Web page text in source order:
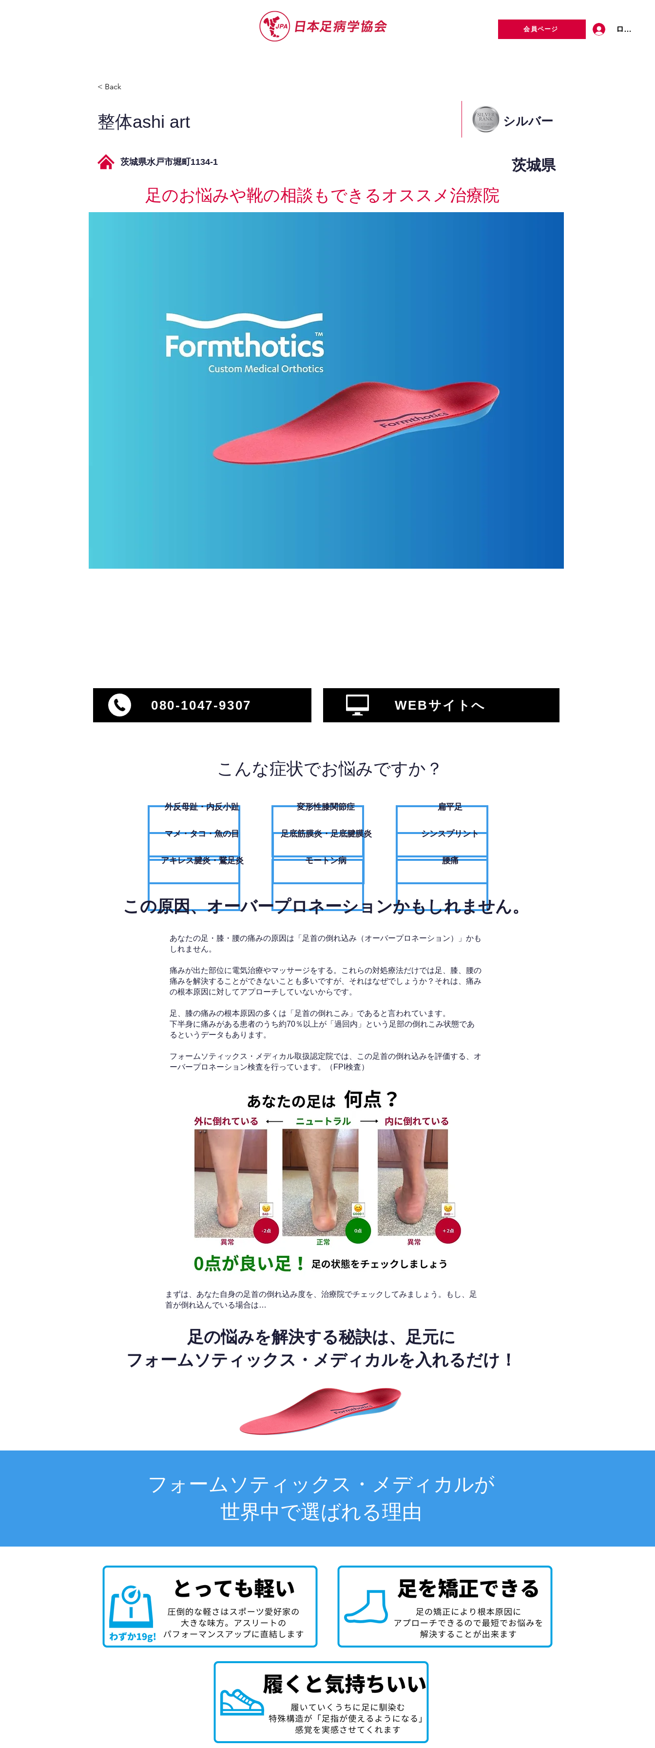
会員ページ ログイン
< Back
整体ashi art シルバー
茨城県水戸市堀町1134-1 茨城県
足のお悩みや靴の相談もできるオススメ治療院
080-1047-9307 WEBサイトへ
こんな症状でお悩みですか？
外反母趾・内反小趾
​マメ・タコ・魚の目
アキレス腱炎・鵞足炎
変形性膝関節症
足底筋膜炎・足底腱膜炎
モートン病
扁平足
シンスプリント
腰痛
​この原因、オーバープロネーションかもしれません。
あなたの足・膝・腰の痛みの原因は「足首の倒れ込み（オーバープロネーション）」かも
しれません。
痛みが出た部位に電気治療やマッサージをする。これらの対処療法だけでは足、膝、腰の
痛みを解決することができないことも多いですが、それはなぜでしょうか？それは、痛み
の根本原因に対してアプローチしていないからです。
足、膝の痛みの根本原因の多くは「足首の倒れこみ」であると言われています。
下半身に痛みがある患者のうち約70％以上が「過回内」という足部の倒れこみ状態であ
るというデータもあります。
フォームソティックス・メディカル取扱認定院では、この足首の倒れ込みを評価する、オ
ーバープロネーション検査を行っています。（FPI検査）​
​まずは、あなた自身の足首の倒れ込み度を、治療院でチェックしてみましょう。もし、足
首が倒れ込んでいる場合は…
足の悩みを解決する秘訣は、足元に
フォームソティックス・メディカルを入れるだけ！
フォームソティックス・メディカルが
世界中で選ばれる理由